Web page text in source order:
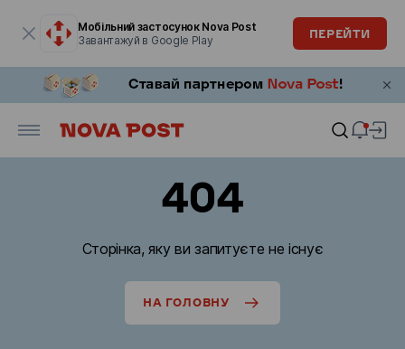
Мобільний застосунок Nova Post
Завантажуй в Google Play
ПЕРЕЙТИ
404
Сторінка, яку ви запитуєте не існує
НА ГОЛОВНУ